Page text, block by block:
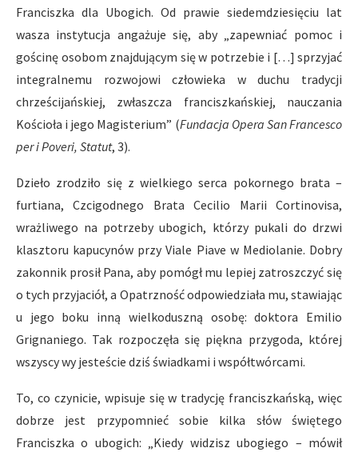
Franciszka dla Ubogich. Od prawie siedemdziesięciu lat
wasza instytucja angażuje się, aby „zapewniać pomoc i
gościnę osobom znajdującym się w potrzebie i […] sprzyjać
integralnemu rozwojowi człowieka w duchu tradycji
chrześcijańskiej, zwłaszcza franciszkańskiej, nauczania
Kościoła i jego Magisterium” (Fundacja Opera San Francesco
per i Poveri, Statut, 3).
Dzieło zrodziło się z wielkiego serca pokornego brata –
furtiana, Czcigodnego Brata Cecilio Marii Cortinovisa,
wrażliwego na potrzeby ubogich, którzy pukali do drzwi
klasztoru kapucynów przy Viale Piave w Mediolanie. Dobry
zakonnik prosił Pana, aby pomógł mu lepiej zatroszczyć się
o tych przyjaciół, a Opatrzność odpowiedziała mu, stawiając
u jego boku inną wielkoduszną osobę: doktora Emilio
Grignaniego. Tak rozpoczęła się piękna przygoda, której
wszyscy wy jesteście dziś świadkami i współtwórcami.
To, co czynicie, wpisuje się w tradycję franciszkańską, więc
dobrze jest przypomnieć sobie kilka słów świętego
Franciszka o ubogich: „Kiedy widzisz ubogiego – mówił